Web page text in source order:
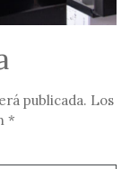
publicada. Los
*